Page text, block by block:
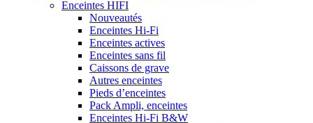
Enceintes HIFI
Nouveautés
Enceintes Hi-Fi
Enceintes actives
Enceintes sans fil
Caissons de grave
Autres enceintes
Pieds d’enceintes
Pack Ampli, enceintes
Enceintes Hi-Fi B&W